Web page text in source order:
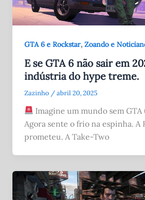
GTA 6 e Rockstar, Zoando e
E se GTA 6 não sair em
indústria do hype treme.
Zazinho /abril 20, 2025
Imagine um mundo sem GTA
Agora sente o frio na espinha. A
prometeu. A Take-Two